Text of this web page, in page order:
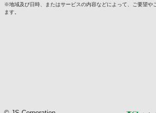
※地域及び日時、またはサービスの内容などによって、ご要望や
ます。